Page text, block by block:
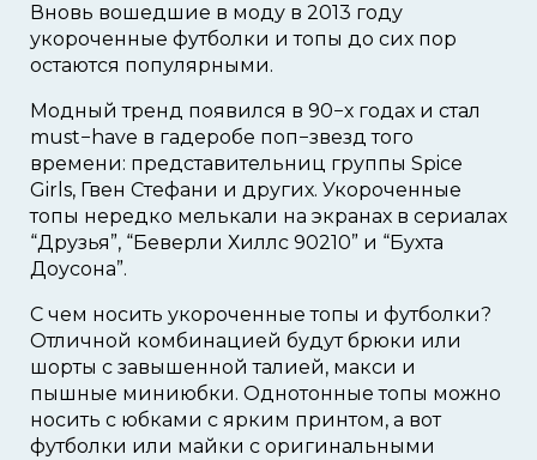
Вновь вошедшие в моду в 2013 году
укороченные футболки и топы до сих пор
остаются популярными.
Модный тренд появился в 90−х годах и стал
must−have в гадеробе поп−звезд того
времени: представительниц группы Spice
Girls, Гвен Стефани и других. Укороченные
топы нередко мелькали на экранах в сериалах
“Друзья”, “Беверли Хиллс 90210” и “Бухта
Доусона”.
С чем носить укороченные топы и футболки?
Отличной комбинацией будут брюки или
шорты с завышенной талией, макси и
пышные миниюбки. Однотонные топы можно
носить с юбками с ярким принтом, а вот
футболки или майки с оригинальными